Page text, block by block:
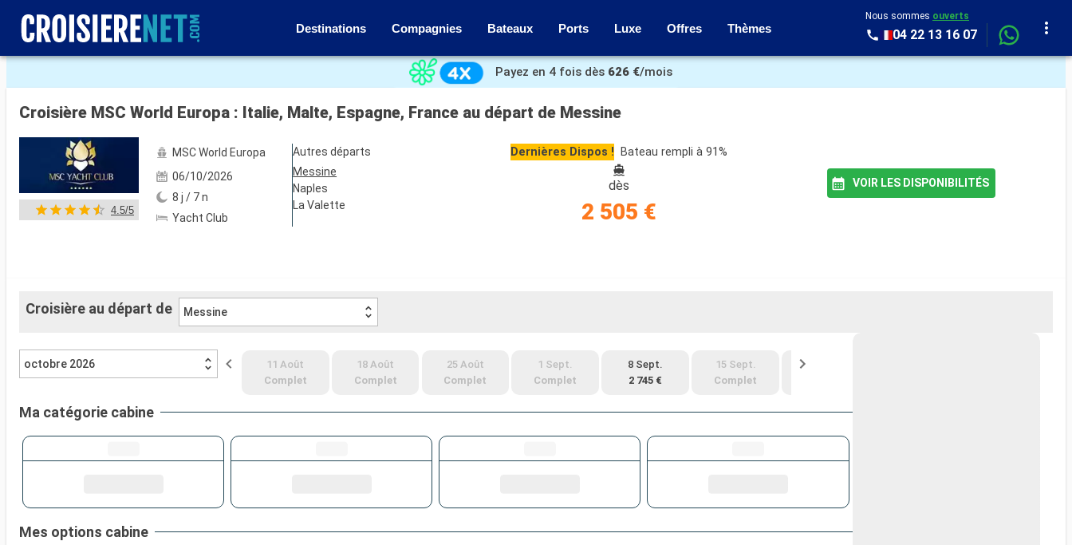
Destinations Compagnies Bateaux Ports Luxe Offres Thèmes
Nous sommes ouverts
04 22 13 16 07
Voir les 10 autres photos
Payez en 4 fois dès 626 €/mois
Croisière MSC World Europa : Italie, Malte, Espagne, France au départ de Messine
4.5/5
MSC World Europa
06/10/2026
8 j / 7 n
Yacht Club
Autres départs
Messine
Naples
La Valette
Dernières Dispos ! Bateau rempli à 91%
dès
2 505 €
VOIR LES DISPONIBILITÉS
Croisière au départ de Messine
octobre 2026
11 Août
Complet
18 Août
Complet
25 Août
Complet
1 Sept.
Complet
8 Sept.
2 745 €
15 Sept.
Complet
22 Sept.
Ma catégorie cabine
Mes options cabine